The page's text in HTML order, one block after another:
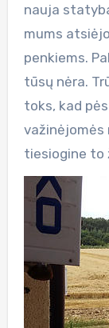
nauja
mums
penkiems.
tūsų nėra.
toks, kad
važinėjomės
tiesiogine to